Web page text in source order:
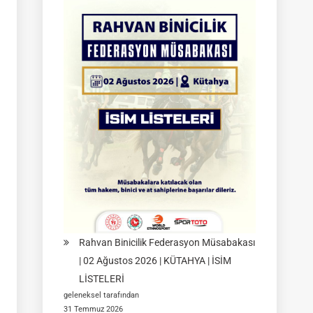
Okçuluk
Türkiye
Şampiyonası
|
Yarı
Final
Müsabakaları
08-
09
2026
|
İSTANBUL
Rahvan Binicilik Federasyon Müsabakası
| 02 Ağustos 2026 | KÜTAHYA | İSİM
LİSTELERİ
geleneksel tarafından
31 Temmuz 2026